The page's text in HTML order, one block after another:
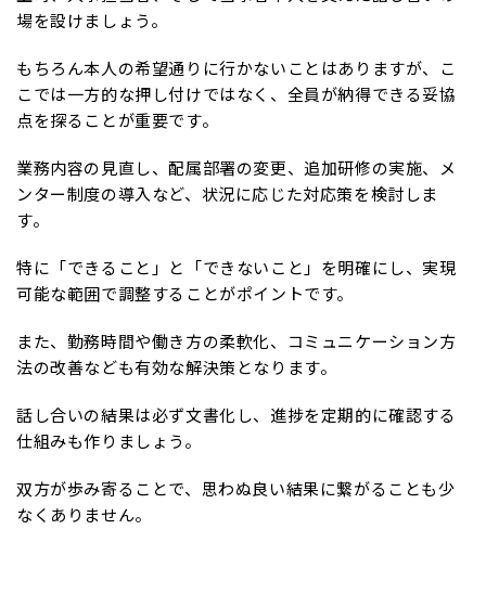
場を設けましょう。
もちろん本人の希望通りに行かないことはありますが、こ
こでは一方的な押し付けではなく、全員が納得できる妥協
点を探ることが重要です。
業務内容の見直し、配属部署の変更、追加研修の実施、メ
ンター制度の導入など、状況に応じた対応策を検討しま
す。
特に「できること」と「できないこと」を明確にし、実現
可能な範囲で調整することがポイントです。
また、勤務時間や働き方の柔軟化、コミュニケーション方
法の改善なども有効な解決策となります。
話し合いの結果は必ず文書化し、進捗を定期的に確認する
仕組みも作りましょう。
双方が歩み寄ることで、思わぬ良い結果に繋がることも少
なくありません。